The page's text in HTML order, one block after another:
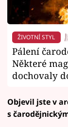
ŽIVOTNÍ STYL
Pálení
Některé
dochovaly
Objevil jste v
s